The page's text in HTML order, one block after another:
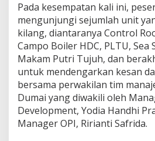
Pada kesempatan kali ini,
mengunjungi sejumlah unit
kilang, diantaranya Control
Campo Boiler HDC, PLTU, Sea
Makam Putri Tujuh, dan
untuk mendengarkan kesan
bersama perwakilan tim
Dumai yang diwakili oleh
Development, Yodia Handhi
Manager OPI, Ririanti Safrida.